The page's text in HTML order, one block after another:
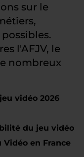
sur le
l'AFJV, le
nombreux
vidéo 2026
du jeu vidéo
en France